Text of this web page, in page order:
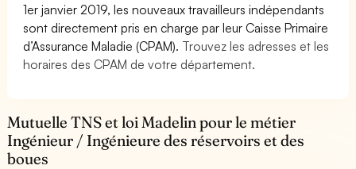
1er janvier 2019, les nouveaux travailleurs indépendants
sont directement pris en charge par leur Caisse Primaire
d’Assurance Maladie (CPAM). Trouvez les adresses et les
horaires des CPAM de votre département.
Mutuelle TNS et loi Madelin pour le métier
Ingénieur / Ingénieure des réservoirs et des
boues